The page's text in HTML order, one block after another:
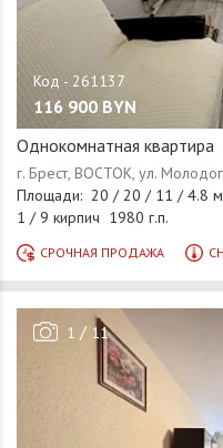
116 900 BYN
Однокомнатная квартира
1 / 11